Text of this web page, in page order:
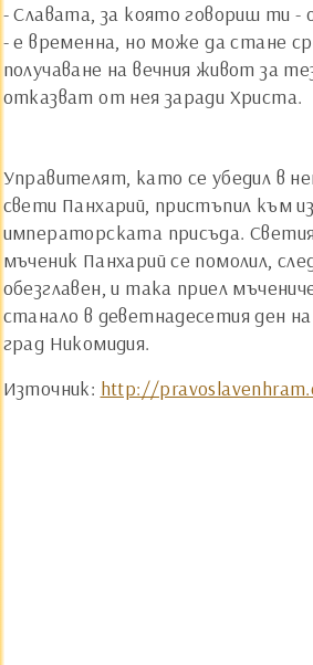
- Славата, за която говориш ти -
- е временна, но може да стане
получаване на вечния живот за
отказват от нея заради Христа.
Управителят, като се убедил в
свети Панхарий, пристъпил към
императорската присъда.
мъченик Панхарий се помолил,
обезглавен, и така приел
станало в деветнадесетия ден
град Никомидия.
Източник: http://